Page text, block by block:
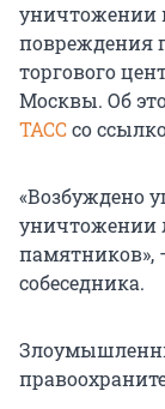
уничтожении
повреждения
торгового
Москвы. Об
ТАССсо
«Возбуждено
уничтожении
памятников»,
собеседника.